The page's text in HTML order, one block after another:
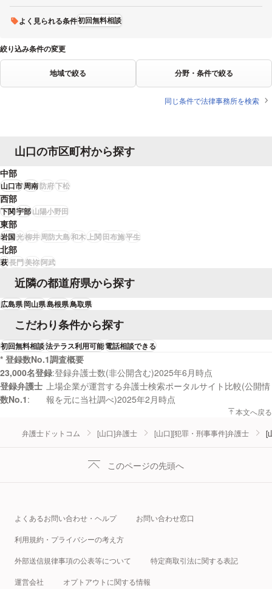
よく見られる条件初回無料相談
絞り込み条件の変更
地域で絞る 分野・条件で絞る
同じ条件で法律事務所を検索
山口の市区町村から探す
中部
山口市周南防府下松
西部
下関宇部山陽小野田
東部
岩国光柳井周防大島和木上関田布施平生
北部
萩長門美祢阿武
近隣の都道府県から探す
広島県岡山県島根県鳥取県
こだわり条件から探す
初回無料相談法テラス利用可能電話相談できる
* 登録数No.1調査概要
23,000名登録 登録弁護士数(非公開含む)2025年6月時点
登録弁護士
数No.1
上場企業が運営する弁護士検索ポータルサイト比較(公開情
報を元に当社調べ)2025年2月時点
本文へ戻る
弁護士ドットコム [山口]弁護士 [山口][犯罪・刑事事件]弁護士 [
このページの先頭へ
よくあるお問い合わせ・ヘルプ お問い合わせ窓口
利用規約・プライバシーの考え方
外部送信規律事項の公表等について 特定商取引法に関する表記
運営会社 オプトアウトに関する情報